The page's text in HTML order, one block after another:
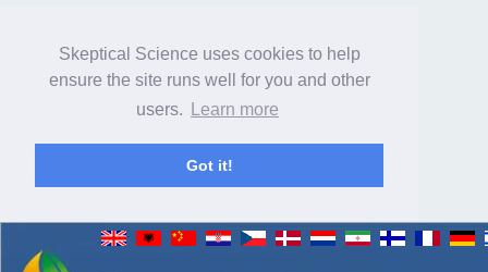
Skeptical Science uses cookies to help
ensure the site runs well for you and other
users.
Learn more
Got it!